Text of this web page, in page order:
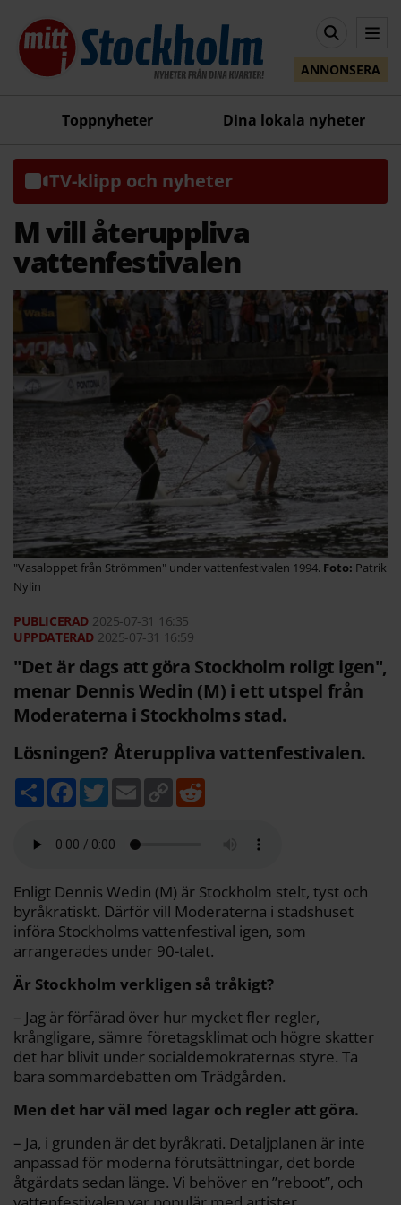
ANNONSERA
Toppnyheter Dina lokala nyheter
TV-klipp och nyheter
M vill återuppliva
vattenfestivalen
"Vasaloppet från Strömmen" under vattenfestivalen 1994.
Patrik
Nylin
2025-07-31 16:35
2025-07-31 16:59
"Det är dags att göra Stockholm roligt igen",
menar Dennis Wedin (M) i ett utspel från
Moderaterna i Stockholms stad.
Lösningen? Återuppliva vattenfestivalen.
D
e
F
a
b
k
T
w
t
E
m
C
o
k
Enligt Dennis Wedin (M) är Stockholm stelt, tyst och
byråkratiskt. Därför vill Moderaterna i stadshuset
införa Stockholms vattenfestival igen, som
arrangerades under 90-talet.
Är Stockholm verkligen så tråkigt?
– Jag är förfärad över hur mycket fler regler,
krångligare, sämre företagsklimat och högre skatter
det har blivit under socialdemokraternas styre. Ta
bara sommardebatten om Trädgården.
Men det har väl med lagar och regler att göra.
– Ja, i grunden är det byråkrati. Detaljplanen är inte
anpassad för moderna förutsättningar, det borde
åtgärdats sedan länge. Vi behöver en ”reboot”, och